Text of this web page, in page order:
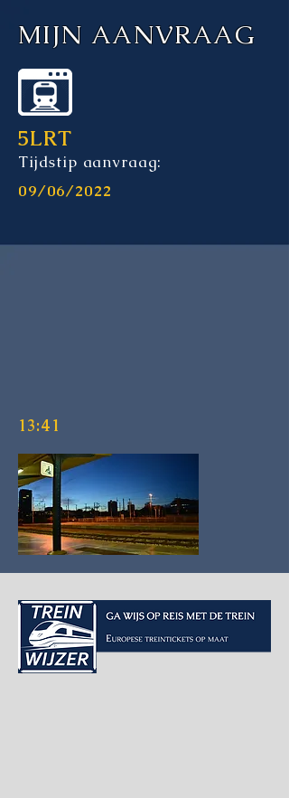
MIJN AANVRAAG
5LRT
Tijdstip aanvraag:
09/06/2022
13:41